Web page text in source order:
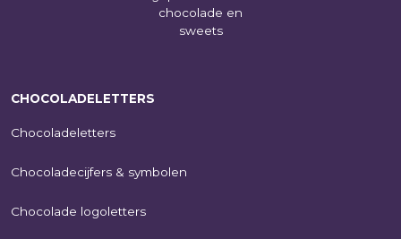
CHOCOLADELETTERS
Chocoladeletters
Chocoladecijfers & symbolen
Chocolade logoletters